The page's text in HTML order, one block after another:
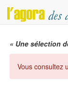
« Une sélection
Vous consultez